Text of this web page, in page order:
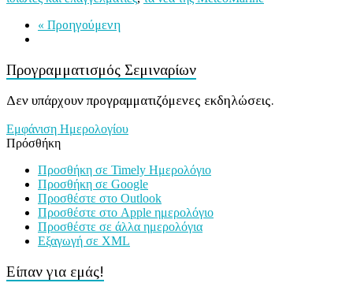
« Προηγούμενη
Προγραμματισμός Σεμιναρίων
Δεν υπάρχουν προγραμματιζόμενες εκδηλώσεις.
Εμφάνιση Ημερολογίου
Πρόσθήκη
Προσθήκη σε Timely Ημερολόγιο
Προσθήκη σε Google
Προσθέστε στο Outlook
Προσθέστε στο Apple ημερολόγιο
Προσθέστε σε άλλα ημερολόγια
Εξαγωγή σε XML
Είπαν για εμάς!